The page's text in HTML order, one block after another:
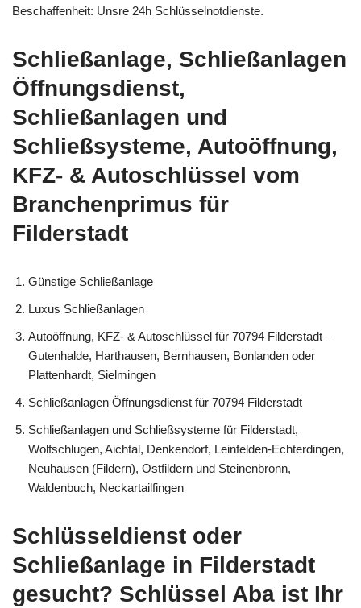
Beschaffenheit: Unsre 24h Schlüsselnotdienste.
Schließanlage, Schließanlagen
Öffnungsdienst,
Schließanlagen und
Schließsysteme, Autoöffnung,
KFZ- & Autoschlüssel vom
Branchenprimus für
Filderstadt
Günstige Schließanlage
Luxus Schließanlagen
Autoöffnung, KFZ- & Autoschlüssel für 70794 Filderstadt –
Gutenhalde, Harthausen, Bernhausen, Bonlanden oder
Plattenhardt, Sielmingen
Schließanlagen Öffnungsdienst für 70794 Filderstadt
Schließanlagen und Schließsysteme für Filderstadt,
Wolfschlugen, Aichtal, Denkendorf, Leinfelden-Echterdingen,
Neuhausen (Fildern), Ostfildern und Steinenbronn,
Waldenbuch, Neckartailfingen
Schlüsseldienst oder
Schließanlage in Filderstadt
gesucht? Schlüssel Aba ist Ihr